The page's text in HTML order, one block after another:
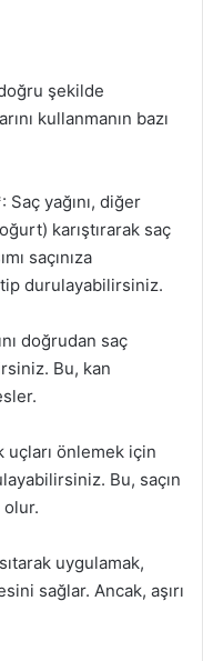
şekilde
kullanmanın bazı
yağını, diğer
karıştırarak saç
saçınıza
durulayabilirsiniz.
doğrudan saç
Bu, kan
uçları önlemek için
Bu, saçın
olur.
uygulamak,
sağlar. Ancak, aşırı